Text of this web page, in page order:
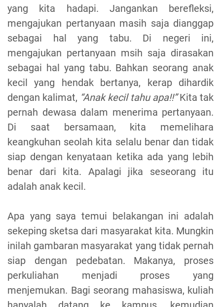
yang kita hadapi. Jangankan berefleksi,
mengajukan pertanyaan masih saja dianggap
sebagai hal yang tabu. Di negeri ini,
mengajukan pertanyaan msih saja dirasakan
sebagai hal yang tabu. Bahkan seorang anak
kecil yang hendak bertanya, kerap dihardik
dengan kalimat, “Anak kecil tahu apa!!”Kita tak
pernah dewasa dalam menerima pertanyaan.
Di saat bersamaan, kita memelihara
keangkuhan seolah kita selalu benar dan tidak
siap dengan kenyataan ketika ada yang lebih
benar dari kita. Apalagi jika seseorang itu
adalah anak kecil.
Apa yang saya temui belakangan ini adalah
sekeping sketsa dari masyarakat kita. Mungkin
inilah gambaran masyarakat yang tidak pernah
siap dengan pedebatan. Makanya, proses
perkuliahan menjadi proses yang
menjemukan. Bagi seorang mahasiswa, kuliah